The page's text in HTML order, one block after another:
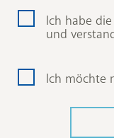
Ich habe die
und
Ich möchte